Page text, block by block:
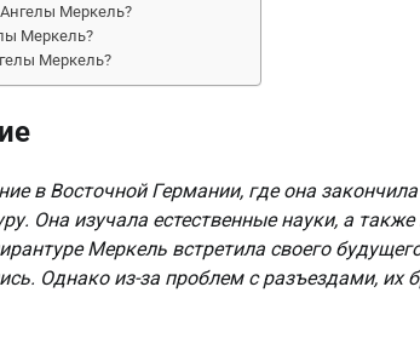
Меркель?
Меркель?
Меркель?
в Восточной Германии, где она
Она изучала естественные науки, а
Меркель встретила своего
Однако из-за проблем с разъездами, их